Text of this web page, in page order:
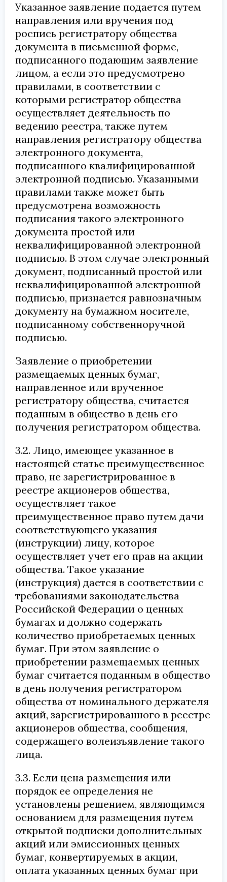
Указанное заявление подается путем
направления или вручения под
роспись регистратору общества
документа в письменной форме,
подписанного подающим заявление
лицом, а если это предусмотрено
правилами, в соответствии с
которыми регистратор общества
осуществляет деятельность по
ведению реестра, также путем
направления регистратору общества
электронного документа,
подписанного квалифицированной
электронной подписью. Указанными
правилами также может быть
предусмотрена возможность
подписания такого электронного
документа простой или
неквалифицированной электронной
подписью. В этом случае электронный
документ, подписанный простой или
неквалифицированной электронной
подписью, признается равнозначным
документу на бумажном носителе,
подписанному собственноручной
подписью.
Заявление о приобретении
размещаемых ценных бумаг,
направленное или врученное
регистратору общества, считается
поданным в общество в день его
получения регистратором общества.
3.2. Лицо, имеющее указанное в
настоящей статье преимущественное
право, не зарегистрированное в
реестре акционеров общества,
осуществляет такое
преимущественное право путем дачи
соответствующего указания
(инструкции) лицу, которое
осуществляет учет его прав на акции
общества. Такое указание
(инструкция) дается в соответствии с
требованиями законодательства
Российской Федерации о ценных
бумагах и должно содержать
количество приобретаемых ценных
бумаг. При этом заявление о
приобретении размещаемых ценных
бумаг считается поданным в общество
в день получения регистратором
общества от номинального держателя
акций, зарегистрированного в реестре
акционеров общества, сообщения,
содержащего волеизъявление такого
лица.
3.3. Если цена размещения или
порядок ее определения не
установлены решением, являющимся
основанием для размещения путем
открытой подписки дополнительных
акций или эмиссионных ценных
бумаг, конвертируемых в акции,
оплата указанных ценных бумаг при